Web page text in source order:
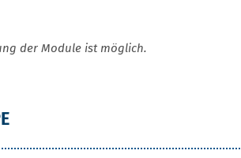
der Module ist möglich.